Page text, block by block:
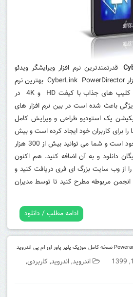
قدرتمندترین نرم افزار ویرایشگر ویدئو
برای اندروید میباشد. نرم افزار CyberLink PowerDirector بهترین نرم
افزار برای ویرایش و ایجاد کلیپ های جذاب با کیفت HD و 4K در
باعث شده است در بین نرم افزار های
یک استودیو طراحی و ویرایش کامل
را برای کاربران خود ایجاد کرده است و بیش
از 20 افکت بر روی آن موجود است و شما می توانید بیش از 300 هزار
دانلود و به آن اضافه کنید. هم اکنون
را از وب سایت بزرگ ای فری دریافت کنید و
مربوطه مطرح کنید تا توسط مدیران
ادامه مطلب / دانلود
اندروید,اندروید, کاربردی,